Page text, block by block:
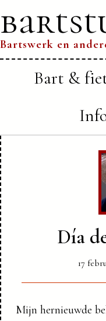
Bartswerk en
Bart &
Día
17
Mijn hernieuwde